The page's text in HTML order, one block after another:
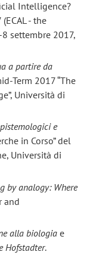
Intelligence?
- the
settembre 2017,
a partire da
Term 2017 “The
Università di
e
in Corso” del
Università di
by analogy: Where
and
alla biologiae
Hofstadter.